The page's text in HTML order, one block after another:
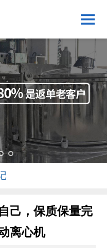
己，保质保量完
离心机